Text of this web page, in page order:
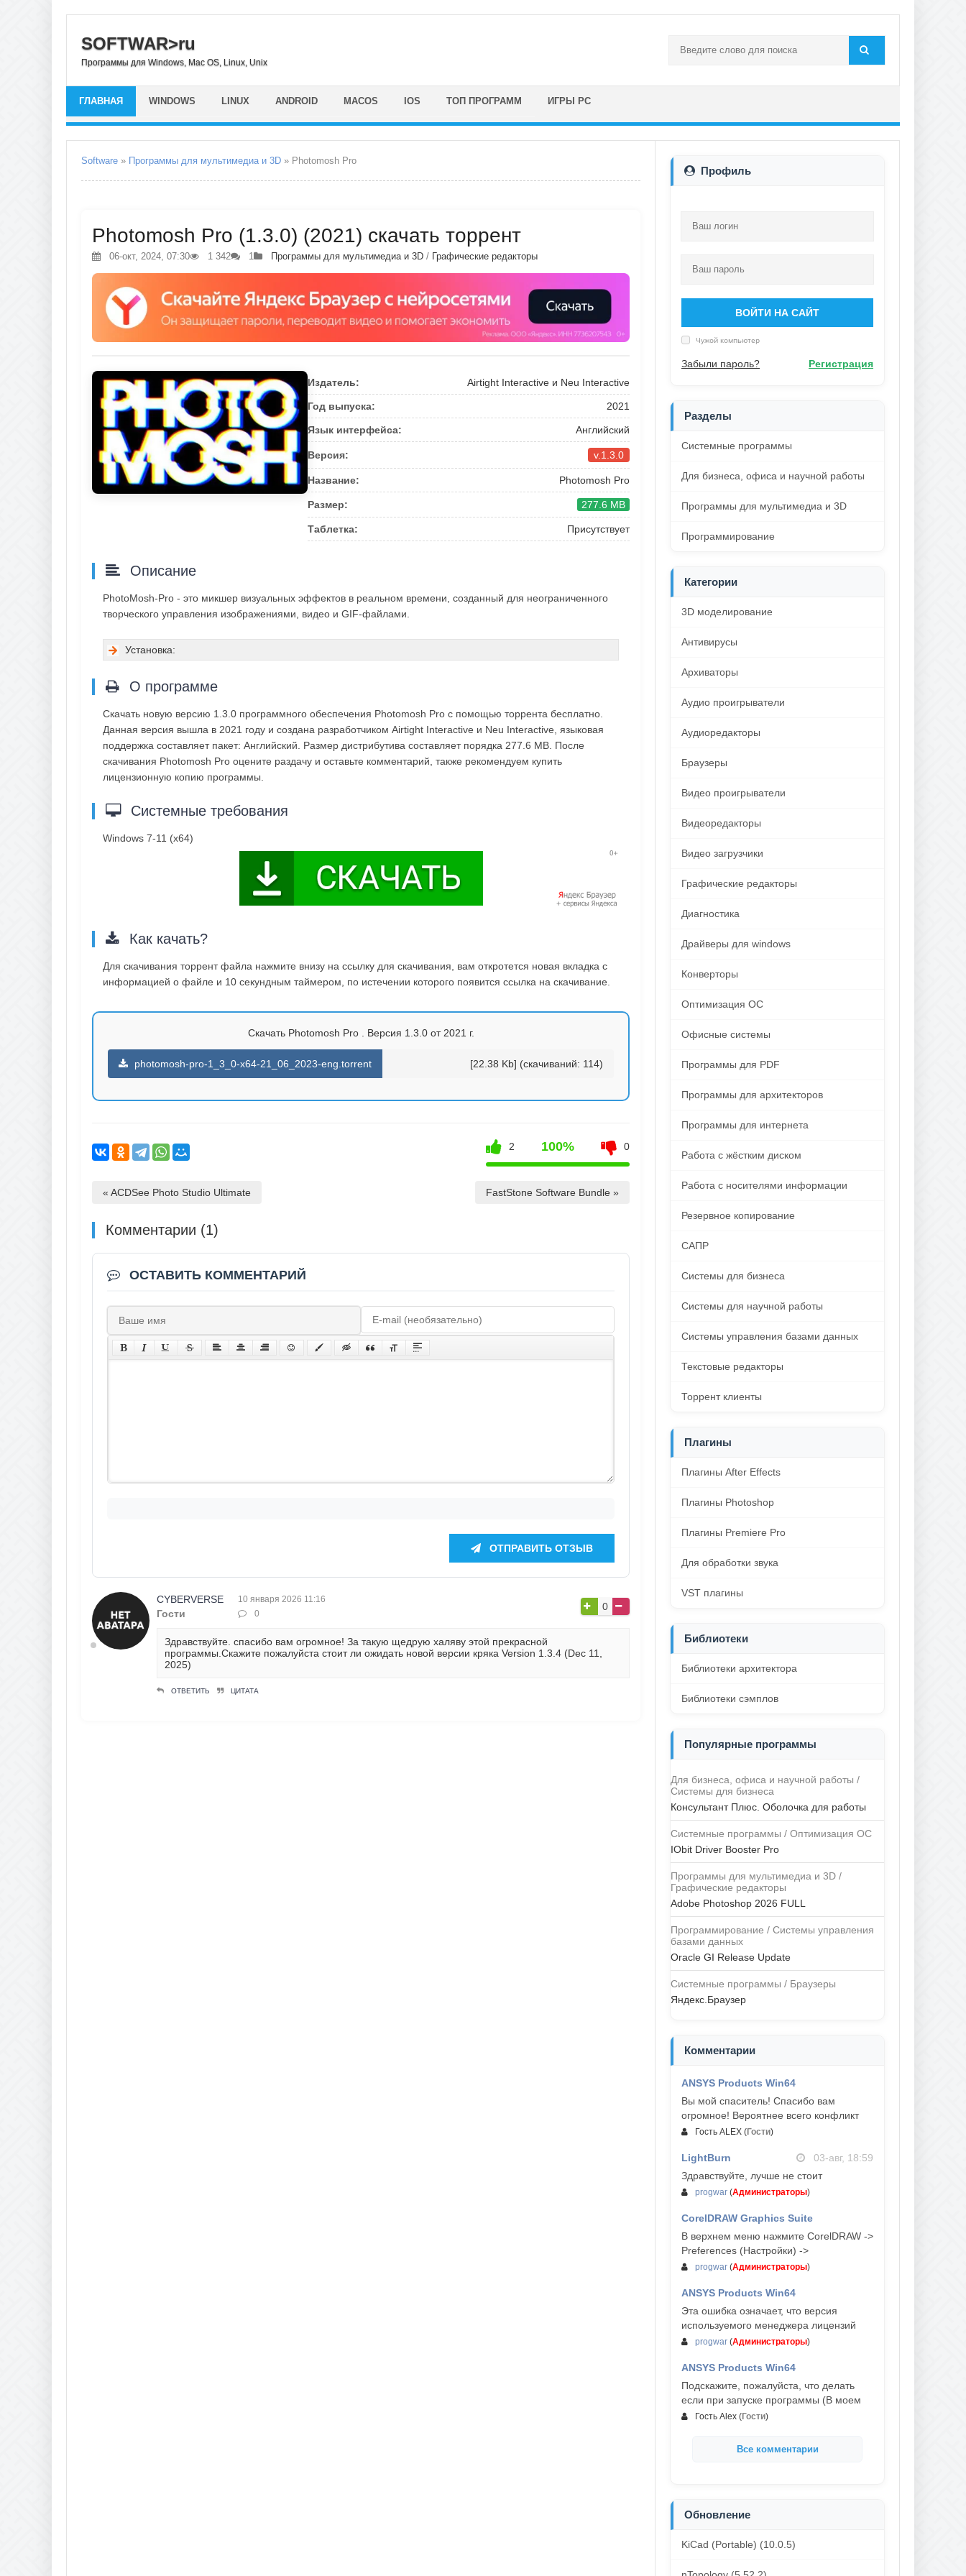
SOFTWAR>ru
Программы для Windows, Mac OS, Linux, Unix
ГЛАВНАЯ WINDOWS LINUX ANDROID MACOS IOS ТОП ПРОГРАММ ИГРЫ PC
Software » Программы для мультимедиа и 3D » Photomosh Pro
Photomosh Pro (1.3.0) (2021) скачать торрент
06-окт, 2024, 07:30 1 342 1 Программы для мультимедиа и 3D / Графические редакторы
Издатель: Airtight Interactive и Neu Interactive
Год выпуска: 2021
Язык интерфейса: Английский
Версия: v.1.3.0
Название: Photomosh Pro
Размер: 277.6 MB
Таблетка: Присутствует
Описание
PhotoMosh-Pro - это микшер визуальных эффектов в реальном времени, созданный для неограниченного
творческого управления изображениями, видео и GIF-файлами.
Установка:
О программе
Скачать новую версию 1.3.0 программного обеспечения Photomosh Pro с помощью торрента бесплатно.
Данная версия вышла в 2021 году и создана разработчиком Airtight Interactive и Neu Interactive, языковая
поддержка составляет пакет: Английский. Размер дистрибутива составляет порядка 277.6 MB. После
скачивания Photomosh Pro оцените раздачу и оставьте комментарий, также рекомендуем купить
лицензионную копию программы.
Системные требования
Windows 7-11 (x64)
Как качать?
Для скачивания торрент файла нажмите внизу на ссылку для скачивания, вам откротется новая вкладка с
информацией о файле и 10 секундным таймером, по истечении которого появится ссылка на скачивание.
Скачать Photomosh Pro . Версия 1.3.0 от 2021 г.
photomosh-pro-1_3_0-x64-21_06_2023-eng.torrent [22.38 Kb] (cкачиваний: 114)
2 100% 0
« ACDSee Photo Studio Ultimate FastStone Software Bundle »
Комментарии (1)
ОСТАВИТЬ КОММЕНТАРИЙ
ОТПРАВИТЬ ОТЗЫВ
CYBERVERSE
Гости
10 января 2026 11:16
0
0
Здравствуйте. спасибо вам огромное! За такую щедрую халяву этой прекрасной
программы.Скажите пожалуйста стоит ли ожидать новой версии кряка Version 1.3.4 (Dec 11,
2025)
ОТВЕТИТЬ ЦИТАТА
Профиль
ВОЙТИ НА САЙТ
Чужой компьютер
Забыли пароль? Регистрация
Разделы
Системные программы
Для бизнеса, офиса и научной работы
Программы для мультимедиа и 3D
Программирование
Категории
3D моделирование
Антивирусы
Архиваторы
Аудио проигрыватели
Аудиоредакторы
Браузеры
Видео проигрыватели
Видеоредакторы
Видео загрузчики
Графические редакторы
Диагностика
Драйверы для windows
Конверторы
Оптимизация ОС
Офисные системы
Программы для PDF
Программы для архитекторов
Программы для интернета
Работа с жёстким диском
Работа с носителями информации
Резервное копирование
САПР
Системы для бизнеса
Системы для научной работы
Системы управления базами данных
Текстовые редакторы
Торрент клиенты
Плагины
Плагины After Effects
Плагины Photoshop
Плагины Premiere Pro
Для обработки звука
VST плагины
Библиотеки
Библиотеки архитектора
Библиотеки сэмплов
Популярные программы
Для бизнеса, офиса и научной работы /
Системы для бизнеса
Консультант Плюс. Оболочка для работы
Системные программы / Оптимизация ОС
IObit Driver Booster Pro
Программы для мультимедиа и 3D /
Графические редакторы
Adobe Photoshop 2026 FULL
Программирование / Системы управления
базами данных
Oracle GI Release Update
Системные программы / Браузеры
Яндекс.Браузер
Комментарии
ANSYS Products Win64
Вы мой спаситель! Спасибо вам
огромное! Вероятнее всего конфликт
Гость ALEX (Гости)
LightBurn
03-авг, 18:59
Здравствуйте, лучше не стоит
progwar (Администраторы)
CorelDRAW Graphics Suite
03-авг, 18:58
В верхнем меню нажмите CorelDRAW ->
Preferences (Настройки) ->
progwar (Администраторы)
ANSYS Products Win64
Эта ошибка означает, что версия
используемого менеджера лицензий
progwar (Администраторы)
ANSYS Products Win64
Подскажите, пожалуйста, что делать
если при запуске программы (В моем
Гость Alex (Гости)
Все комментарии
Обновление
KiCad (Portable) (10.0.5)